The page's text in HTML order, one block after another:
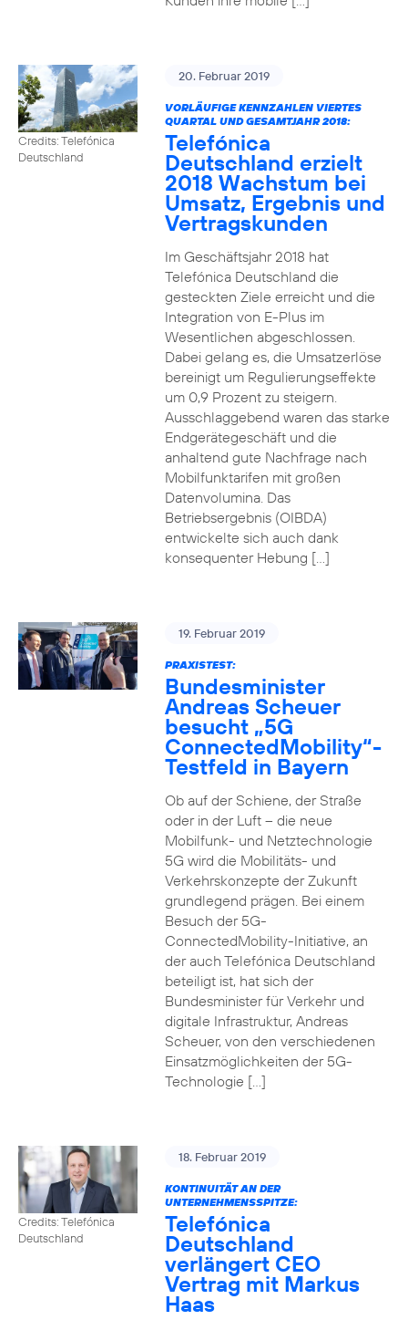
Credits: Telefónica
Deutschland
20. Februar 2019
VORLÄUFIGE KENNZAHLEN VIERTES
QUARTAL UND GESAMTJAHR 2018:
Telefónica
Deutschland erzielt
2018 Wachstum bei
Umsatz, Ergebnis und
Vertragskunden
Im Geschäftsjahr 2018 hat
Telefónica Deutschland die
gesteckten Ziele erreicht und die
Integration von E-Plus im
Wesentlichen abgeschlossen.
Dabei gelang es, die Umsatzerlöse
bereinigt um Regulierungseffekte
um 0,9 Prozent zu steigern.
Ausschlaggebend waren das starke
Endgerätegeschäft und die
anhaltend gute Nachfrage nach
Mobilfunktarifen mit großen
Datenvolumina. Das
Betriebsergebnis (OIBDA)
entwickelte sich auch dank
konsequenter Hebung […]
19. Februar 2019
PRAXISTEST:
Bundesminister
Andreas Scheuer
besucht „5G
ConnectedMobility“-
Testfeld in Bayern
Ob auf der Schiene, der Straße
oder in der Luft – die neue
Mobilfunk- und Netztechnologie
5G wird die Mobilitäts- und
Verkehrskonzepte der Zukunft
grundlegend prägen. Bei einem
Besuch der 5G-
ConnectedMobility-Initiative, an
der auch Telefónica Deutschland
beteiligt ist, hat sich der
Bundesminister für Verkehr und
digitale Infrastruktur, Andreas
Scheuer, von den verschiedenen
Einsatzmöglichkeiten der 5G-
Technologie […]
Credits: Telefónica
Deutschland
18. Februar 2019
KONTINUITÄT AN DER
UNTERNEHMENSSPITZE:
Telefónica
Deutschland
verlängert CEO
Vertrag mit Markus
Haas